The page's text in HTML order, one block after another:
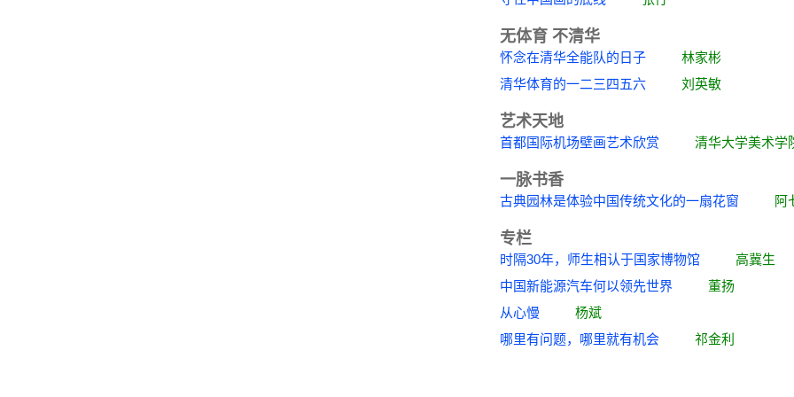
无体育 不清华
怀念在清华全能队的日子 林家彬
清华体育的一二三四五六 刘英敏
艺术天地
首都国际机场壁画艺术欣赏 清华大学美术学
一脉书香
古典园林是体验中国传统文化的一扇花窗 阿
专栏
时隔30年，师生相认于国家博物馆 高冀生
中国新能源汽车何以领先世界 董扬
从心慢 杨斌
哪里有问题，哪里就有机会 祁金利